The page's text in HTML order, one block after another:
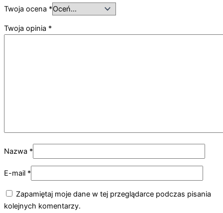
Twoja ocena *
Twoja opinia *
Nazwa *
E-mail *
Zapamiętaj moje dane w tej przeglądarce podczas pisania
kolejnych komentarzy.